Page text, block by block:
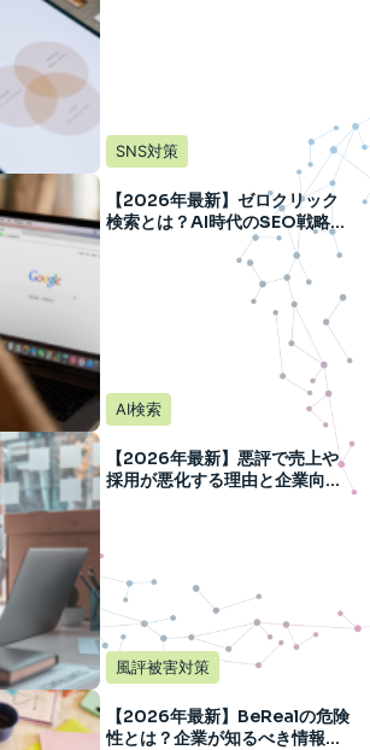
SNS対策
【2026年最新】ゼロクリック
検索とは？AI時代のSEO戦略を
AI検索
【2026年最新】悪評で売上や
採用が悪化する理由と企業向け
風評被害対策
【2026年最新】BeRealの危険
性とは？企業が知るべき情報漏